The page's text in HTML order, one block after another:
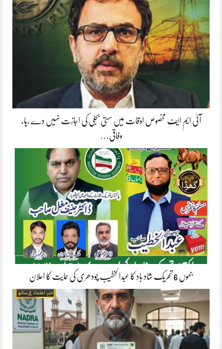
آئی ایم ایف مخصوص اوقات میں سستی بجلی کی اجازت نہیں دے رہا،
وفاقی…
جموں 6 تحریک شاد باد کا عبدالخطیب چودھری کی حمایت کا اعلان